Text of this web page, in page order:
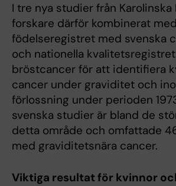
I tre nya studier från
forskare därför kombinerat
födelseregistret med svenska
och nationella
bröstcancer för att identifiera
cancer under graviditet och
förlossning under perioden
svenska studier är bland de
detta område och omfattade
med graviditetsnära cancer.
Viktiga resultat för kvinnor